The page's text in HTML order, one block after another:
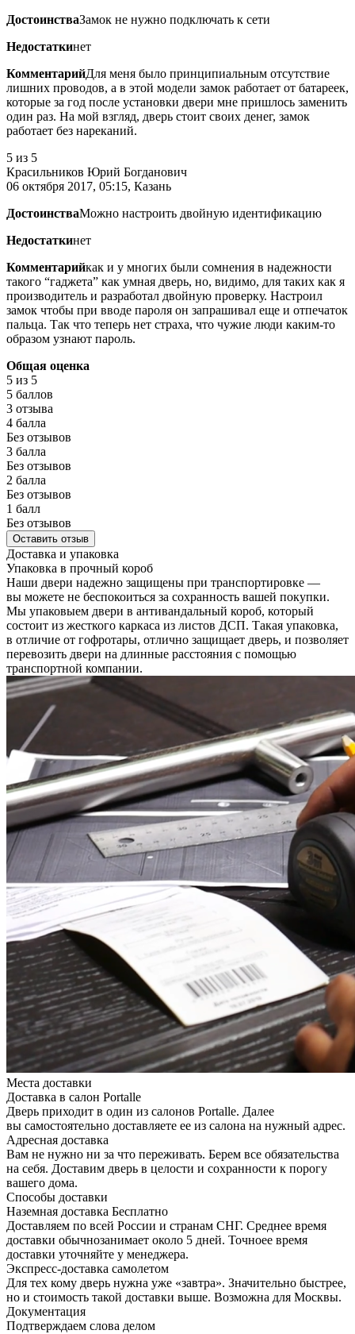
ДостоинстваЗамок не нужно подключать к сети
Недостаткинет
КомментарийДля меня было принципиальным отсутствие
лишних проводов, а в этой модели замок работает от батареек,
которые за год после установки двери мне пришлось заменить
один раз. На мой взгляд, дверь стоит своих денег, замок
работает без нареканий.
5 из 5
Красильников Юрий Богданович
06 октября 2017, 05:15, Казань
ДостоинстваМожно настроить двойную идентификацию
Недостаткинет
Комментарийкак и у многих были сомнения в надежности
такого “гаджета” как умная дверь, но, видимо, для таких как я
производитель и разработал двойную проверку. Настроил
замок чтобы при вводе пароля он запрашивал еще и отпечаток
пальца. Так что теперь нет страха, что чужие люди каким-то
образом узнают пароль.
Общая оценка
5 из 5
5 баллов
3 отзыва
4 балла
Без отзывов
3 балла
Без отзывов
2 балла
Без отзывов
1 балл
Без отзывов
Оставить отзыв
Доставка и упаковка
Упаковка в прочный короб
Наши двери надежно защищены при транспортировке —
вы можете не беспокоиться за сохранность вашей покупки.
Мы упаковыем двери в антивандальный короб, который
состоит из жесткого каркаса из листов ДСП. Такая упаковка,
в отличие от гофротары, отлично защищает дверь, и позволяет
перевозить двери на длинные расстояния с помощью
транспортной компании.
Места доставки
Доставка в салон Portalle
Дверь приходит в один из салонов Portalle. Далее
вы самостоятельно доставляете ее из салона на нужный адрес.
Адресная доставка
Вам не нужно ни за что переживать. Берем все обязательства
на себя. Доставим дверь в целости и сохранности к порогу
вашего дома.
Способы доставки
Наземная доставка Бесплатно
Доставляем по всей России и странам СНГ. Среднее время
доставки обычнозанимает около 5 дней. Точноее время
доставки уточняйте у менеджера.
Экспресс-доставка самолетом
Для тех кому дверь нужна уже «завтра». Значительно быстрее,
но и стоимость такой доставки выше. Возможна для Москвы.
Документация
Подтверждаем слова делом